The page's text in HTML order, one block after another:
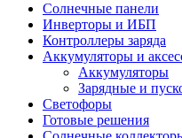
Солнечные панели
Инверторы и ИБП
Контроллеры заряда
Аккумуляторы и
Аккумуляторы
Зарядные и
Светофоры
Готовые решения